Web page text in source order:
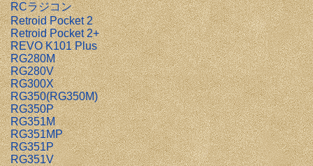
RCラジコン
Retroid Pocket 2
Retroid Pocket 2+
REVO K101 Plus
RG280M
RG280V
RG300X
RG350(RG350M)
RG350P
RG351M
RG351MP
RG351P
RG351V